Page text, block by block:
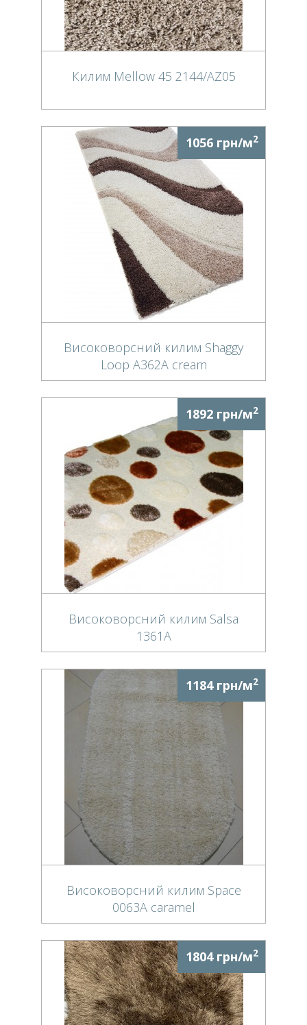
Килим Mellow 45 2144/AZ05
1056 грн/м2
Високоворсний килим Shaggy
Loop A362A cream
1892 грн/м2
Високоворсний килим Salsa
1361A
1184 грн/м2
Високоворсний килим Space
0063A caramel
1804 грн/м2